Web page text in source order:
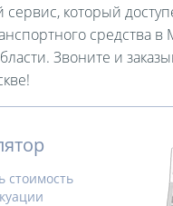
сервис, который
средства в
Звоните и
стоимость